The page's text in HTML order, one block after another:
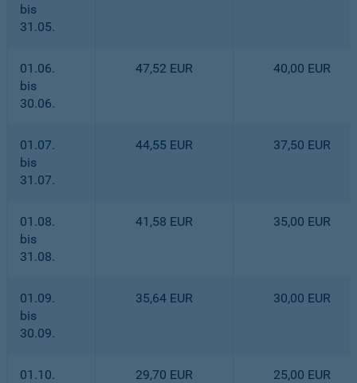
bis
31.05.
01.06.
bis
30.06.
47,52 EUR 40,00 EUR
01.07.
bis
31.07.
44,55 EUR 37,50 EUR
01.08.
bis
31.08.
41,58 EUR 35,00 EUR
01.09.
bis
30.09.
35,64 EUR 30,00 EUR
01.10. 29,70 EUR 25,00 EUR